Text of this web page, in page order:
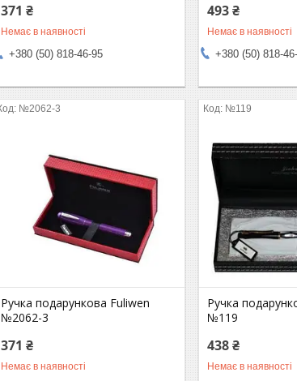
371 ₴
Немає в наявності
+380 (50) 818-46-95
493 ₴
Немає в наявності
+380 (50) 818-
№2062-3
Ручка подарункова Fuliwen
№2062-3
371 ₴
Немає в наявності
№119
Ручка
№119
438 ₴
Немає в наявності